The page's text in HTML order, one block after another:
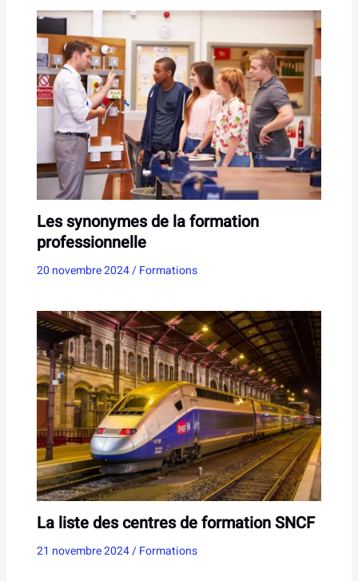
Les synonymes de la formation
professionnelle
20 novembre 2024/Formations
La liste des centres de formation SNCF
21 novembre 2024/Formations